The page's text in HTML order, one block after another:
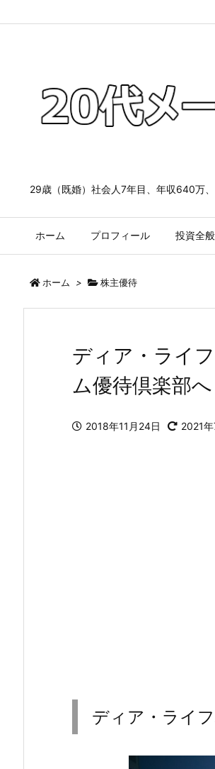
29歳（既婚）社会人7年目、年収640万
ホーム プロフィール 投資全般
ホーム > 株主優待
ディア・ライ
ム優待倶楽部へ
2018年11月24日 2021
ディア・ライ